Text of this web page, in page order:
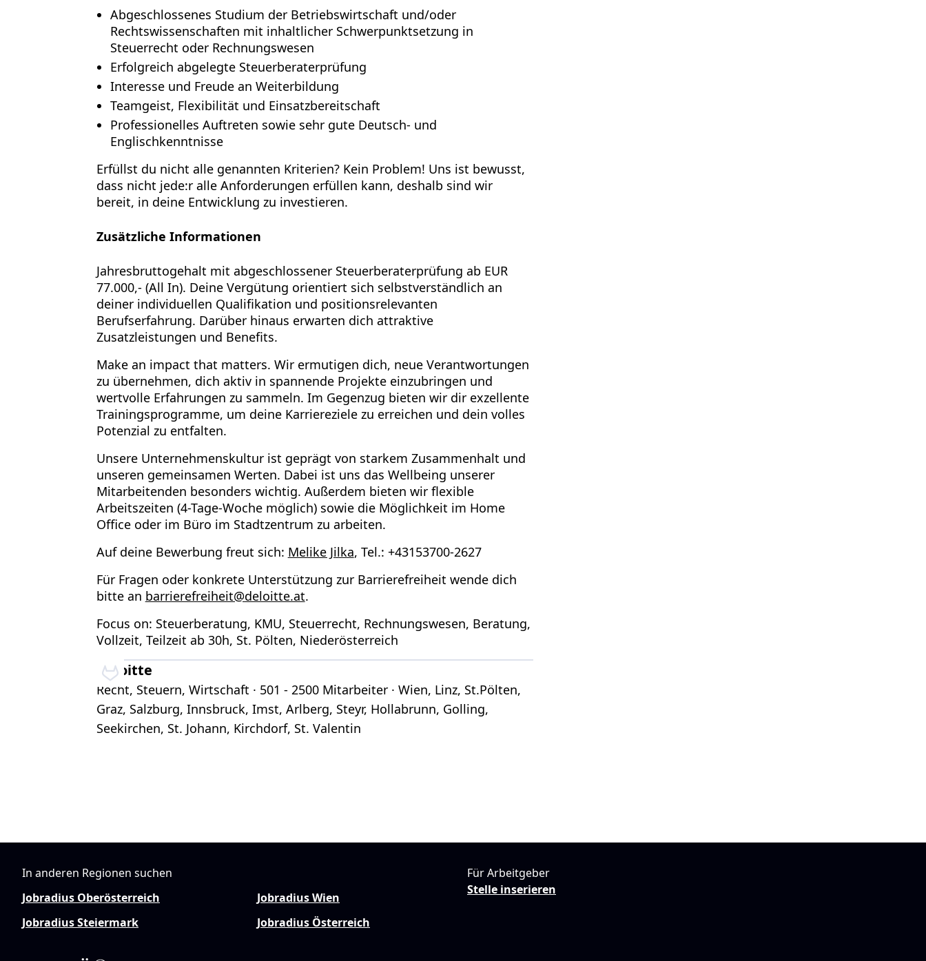
Abgeschlossenes Studium der Betriebswirtschaft und/oder
Rechtswissenschaften mit inhaltlicher Schwerpunktsetzung in
Steuerrecht oder Rechnungswesen
Erfolgreich abgelegte Steuerberaterprüfung
Interesse und Freude an Weiterbildung
Teamgeist, Flexibilität und Einsatzbereitschaft
Professionelles Auftreten sowie sehr gute Deutsch- und
Englischkenntnisse
Erfüllst du nicht alle genannten Kriterien? Kein Problem! Uns ist bewusst,
dass nicht jede:r alle Anforderungen erfüllen kann, deshalb sind wir
bereit, in deine Entwicklung zu investieren.
Zusätzliche Informationen
Jahresbruttogehalt mit abgeschlossener Steuerberaterprüfung ab EUR
77.000,- (All In). Deine Vergütung orientiert sich selbstverständlich an
deiner individuellen Qualifikation und positionsrelevanten
Berufserfahrung. Darüber hinaus erwarten dich attraktive
Zusatzleistungen und Benefits.
Make an impact that matters. Wir ermutigen dich, neue Verantwortungen
zu übernehmen, dich aktiv in spannende Projekte einzubringen und
wertvolle Erfahrungen zu sammeln. Im Gegenzug bieten wir dir exzellente
Trainingsprogramme, um deine Karriereziele zu erreichen und dein volles
Potenzial zu entfalten.
Unsere Unternehmenskultur ist geprägt von starkem Zusammenhalt und
unseren gemeinsamen Werten. Dabei ist uns das Wellbeing unserer
Mitarbeitenden besonders wichtig. Außerdem bieten wir flexible
Arbeitszeiten (4-Tage-Woche möglich) sowie die Möglichkeit im Home
Office oder im Büro im Stadtzentrum zu arbeiten.
Auf deine Bewerbung freut sich: Melike Jilka, Tel.: +43153700-2627
Für Fragen oder konkrete Unterstützung zur Barrierefreiheit wende dich
bitte an barrierefreiheit@deloitte.at.
Focus on: Steuerberatung, KMU, Steuerrecht, Rechnungswesen, Beratung,
Vollzeit, Teilzeit ab 30h, St. Pölten, Niederösterreich
Deloitte
Recht, Steuern, Wirtschaft · 501 - 2500 Mitarbeiter · Wien, Linz, St.Pölten,
Graz, Salzburg, Innsbruck, Imst, Arlberg, Steyr, Hollabrunn, Golling,
Seekirchen, St. Johann, Kirchdorf, St. Valentin
In anderen Regionen suchen
Jobradius Oberösterreich
Jobradius Wien
Jobradius Steiermark
Jobradius Österreich
Für Arbeitgeber
Stelle inserieren